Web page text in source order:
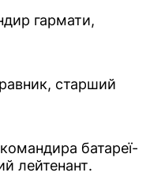
гармати,
старший
батареї-
лейтенант.